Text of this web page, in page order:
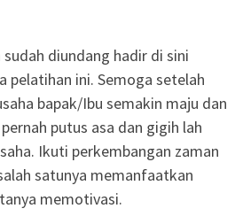
diundang hadir di sini
pelatihan ini. Semoga setelah
bapak/Ibu semakin maju dan
putus asa dan gigih lah
Ikuti perkembangan zaman
satunya memanfaatkan
memotivasi.